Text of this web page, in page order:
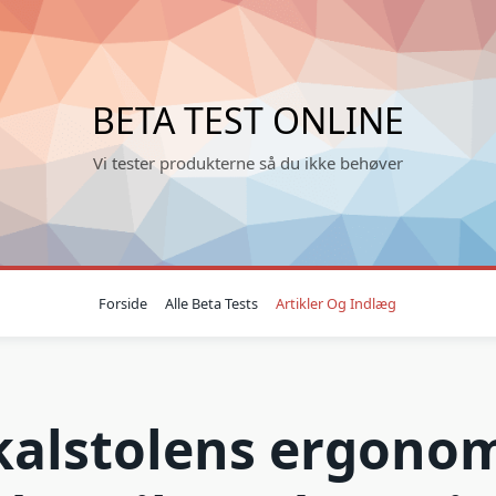
BETA TEST ONLINE
Vi tester produkterne så du ikke behøver
Forside Alle Beta Tests Artikler Og Indlæg